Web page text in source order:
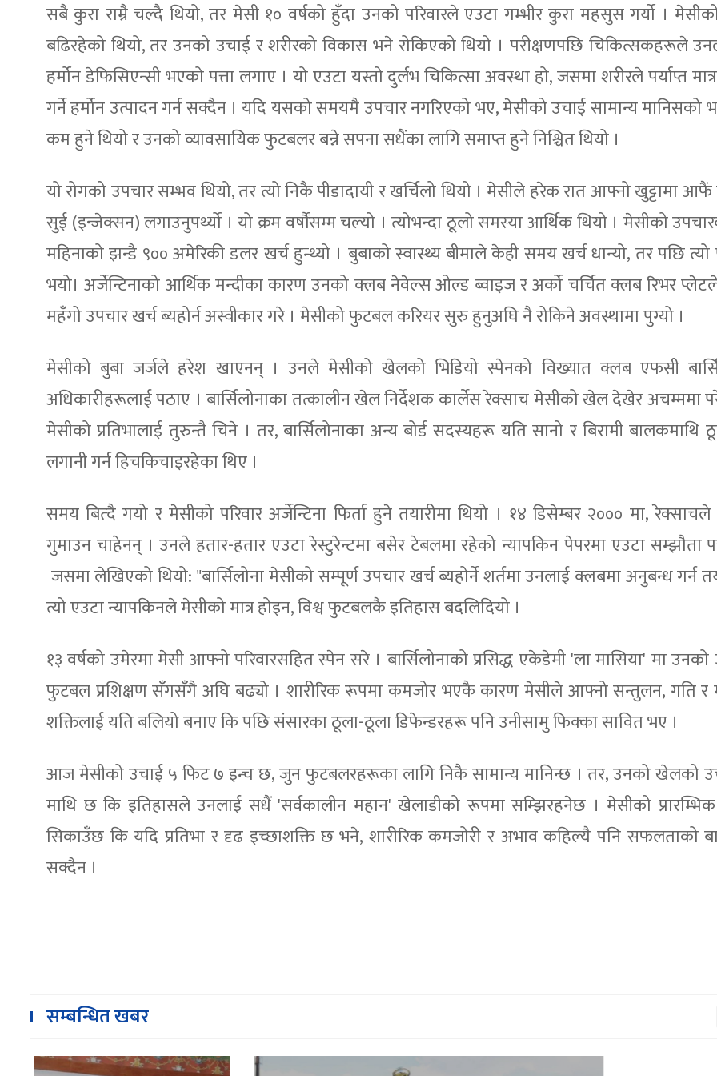
सबै कुरा राम्रै चल्दै थियो, तर मेसी १० वर्षको हुँदा उनको परिवारले एउटा गम्भीर कुरा महसुस गर्यो ।
बढिरहेको थियो, तर उनको उचाई र शरीरको विकास भने रोकिएको थियो । परीक्षणपछि चिकित्सकहरूले
हर्मोन डेफिसिएन्सी भएको पत्ता लगाए । यो एउटा यस्तो दुर्लभ चिकित्सा अवस्था हो, जसमा शरीरले पर्याप्त
गर्ने हर्मोन उत्पादन गर्न सक्दैन । यदि यसको समयमै उपचार नगरिएको भए, मेसीको उचाई सामान्य मानिसको
कम हुने थियो र उनको व्यावसायिक फुटबलर बन्ने सपना सधैंका लागि समाप्त हुने निश्चित थियो ।
यो रोगको उपचार सम्भव थियो, तर त्यो निकै पीडादायी र खर्चिलो थियो । मेसीले हरेक रात आफ्नो खुट्टामा आफैं
सुई (इन्जेक्सन) लगाउनुपर्थ्यो । यो क्रम वर्षौंसम्म चल्यो । त्योभन्दा ठूलो समस्या आर्थिक थियो । मेसीको
महिनाको झन्डै ९०० अमेरिकी डलर खर्च हुन्थ्यो । बुबाको स्वास्थ्य बीमाले केही समय खर्च धान्यो, तर पछि त्यो
भयो। अर्जेन्टिनाको आर्थिक मन्दीका कारण उनको क्लब नेवेल्स ओल्ड ब्वाइज र अर्को चर्चित क्लब रिभर
महँगो उपचार खर्च ब्यहोर्न अस्वीकार गरे । मेसीको फुटबल करियर सुरु हुनुअघि नै रोकिने अवस्थामा पुग्यो ।
मेसीको बुबा जर्जले हरेश खाएनन् । उनले मेसीको खेलको भिडियो स्पेनको विख्यात क्लब एफसी
अधिकारीहरूलाई पठाए । बार्सिलोनाका तत्कालीन खेल निर्देशक कार्लेस रेक्साच मेसीको खेल देखेर अचम्ममा
मेसीको प्रतिभालाई तुरुन्तै चिने । तर, बार्सिलोनाका अन्य बोर्ड सदस्यहरू यति सानो र बिरामी बालकमाथि
लगानी गर्न हिचकिचाइरहेका थिए ।
समय बित्दै गयो र मेसीको परिवार अर्जेन्टिना फिर्ता हुने तयारीमा थियो । १४ डिसेम्बर २००० मा,
गुमाउन चाहेनन् । उनले हतार-हतार एउटा रेस्टुरेन्टमा बसेर टेबलमा रहेको न्यापकिन पेपरमा एउटा सम्झौता
जसमा लेखिएको थियो: "बार्सिलोना मेसीको सम्पूर्ण उपचार खर्च ब्यहोर्ने शर्तमा उनलाई क्लबमा अनुबन्ध गर्न
त्यो एउटा न्यापकिनले मेसीको मात्र होइन, विश्व फुटबलकै इतिहास बदलिदियो ।
१३ वर्षको उमेरमा मेसी आफ्नो परिवारसहित स्पेन सरे । बार्सिलोनाको प्रसिद्ध एकेडेमी 'ला मासिया' मा उनको
फुटबल प्रशिक्षण सँगसँगै अघि बढ्यो । शारीरिक रूपमा कमजोर भएकै कारण मेसीले आफ्नो सन्तुलन, गति र
शक्तिलाई यति बलियो बनाए कि पछि संसारका ठूला-ठूला डिफेन्डरहरू पनि उनीसामु फिक्का सावित भए ।
आज मेसीको उचाई ५ फिट ७ इन्च छ, जुन फुटबलरहरूका लागि निकै सामान्य मानिन्छ । तर, उनको खेलको
माथि छ कि इतिहासले उनलाई सधैं 'सर्वकालीन महान' खेलाडीको रूपमा सम्झिरहनेछ । मेसीको
सिकाउँछ कि यदि प्रतिभा र दृढ इच्छाशक्ति छ भने, शारीरिक कमजोरी र अभाव कहिल्यै पनि सफलताको
सक्दैन ।
सम्बन्धित खबर